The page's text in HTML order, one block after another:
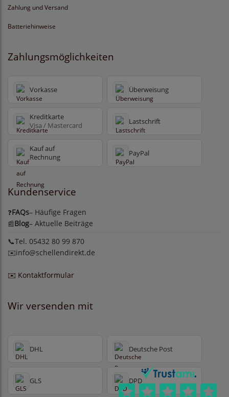
Zahlung und Versand
Batteriehinweise
Zahlungsmöglichkeiten
Vorkasse Überweisung
Kreditkarte
Visa / Mastercard Lastschrift
Kauf auf
Rechnung
PayPal
Kundenservice
❓FAQs– Häufige Fragen
📰Blog– Aktuelle Beiträge
📞Tel. 05432 80 99 870
✉️info@schellendirekt.de
✉️ Kontaktformular
Wir versenden mit
DHL Deutsche Post
GLS DPD